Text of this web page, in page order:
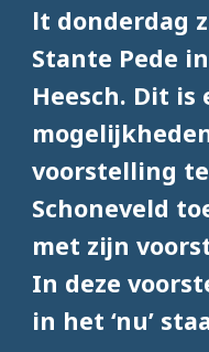
lt donderdag
Stante Pede
Heesch. Dit is
voorstelling
Schoneveld
met zijn
In deze
in het ‘nu’